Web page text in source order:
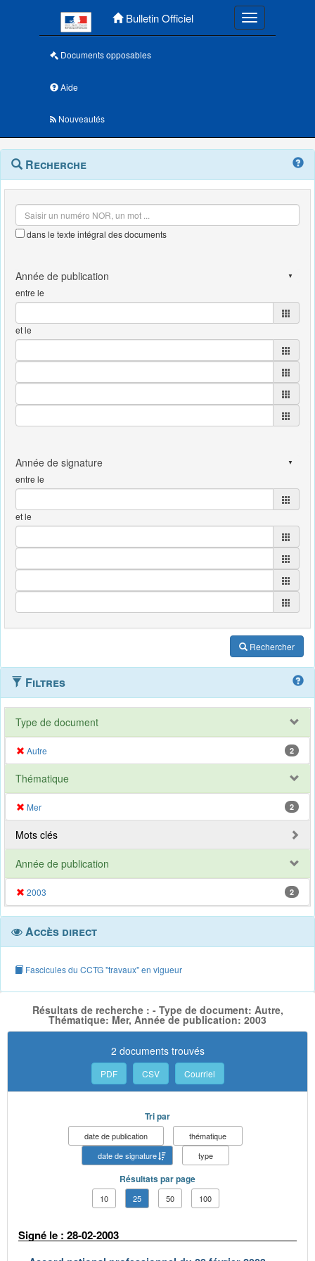
Bulletin Officiel Toggle
Documents opposables
Aide
Nouveautés
Navigation
outils
Menu
contextuel
Recherche
dans le texte intégral des documents
entre le
et le
entre le
et le
Rechercher
Filtres
Type de document
Autre 2
Thématique
Mer 2
Mots clés
Année de publication
2003 2
Accès direct
Fascicules du CCTG "travaux" en vigueur
Résultats de recherche : - Type de document: Autre,
Thématique: Mer, Année de publication: 2003
2 documents trouvés
PDF CSV Courriel
Tri par
date de publication
thématique
date de signature
type
Résultats par page
10 25 50 100
Signé le : 28-02-2003